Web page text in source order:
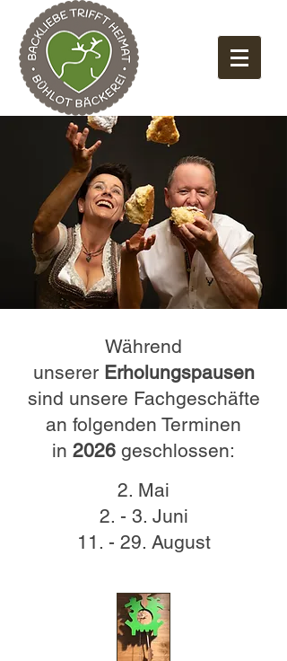
Während
unserer Erholungspausen
sind unsere Fachgeschäfte
an folgenden Terminen
in 2026 geschlossen:
2. Mai
2. - 3. Juni
11. - 29. August